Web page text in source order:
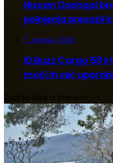
Nissan Qashqai
polnjenja prevozil
7. avgusta, 2026
ID.Buzz Cargo 58
moči in več